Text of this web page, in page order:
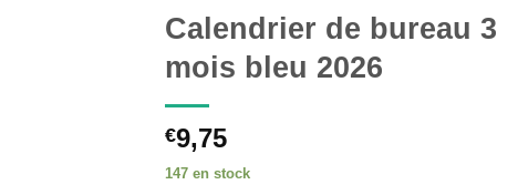
Calendrier de bureau 3
mois bleu 2026
€9,75
147 en stock